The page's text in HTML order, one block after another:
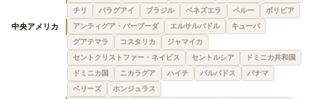
チリ
パラグアイ ブラジル ベネズエラ ペルー ボリビア
中央アメリカ アンティグア・バーブーダ エルサルバドル
キューバ
グアテマラ
コスタリカ
ジャマイカ
セントクリストファー・ネイビス
セントルシア
ドミニカ共和国
ドミニカ国
ニカラグア ハイチ バルバドス
パナマ
ベリーズ
ホンジュラス